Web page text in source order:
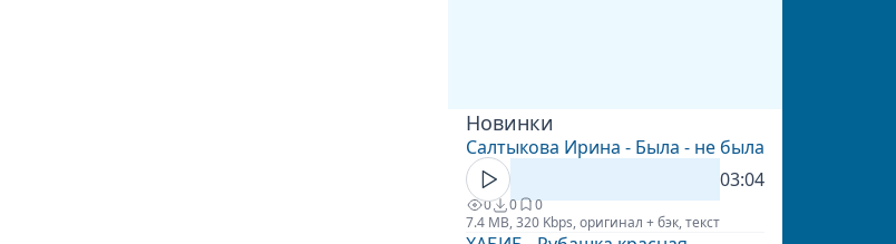
Новинки
Салтыкова Ирина - Была - не была
03:04
0 0
0
7.4 MB, 320 Kbps, оригинал + бэк, текст